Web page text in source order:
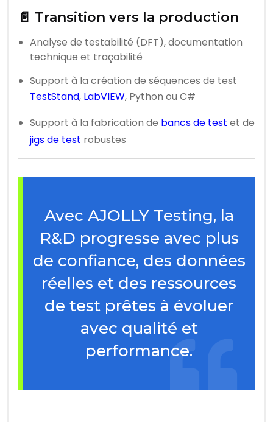
📄 Transition vers la production
Analyse de testabilité (DFT), documentation
technique et traçabilité
Support à la création de séquences de test
TestStand, LabVIEW, Python ou C#
Support à la fabrication de bancs de test et de
jigs de test robustes
Avec AJOLLY Testing, la
R&D progresse avec plus
de confiance, des données
réelles et des ressources
de test prêtes à évoluer
avec qualité et
performance.